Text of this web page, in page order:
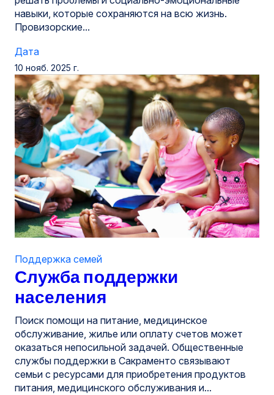
навыки, которые сохраняются на всю жизнь.
Провизорские...
Дата
10 нояб. 2025 г.
Служба поддержки
населения
Поддержка семей
Поиск помощи на питание, медицинское
обслуживание, жилье или оплату счетов может
оказаться непосильной задачей. Общественные
службы поддержки в Сакраменто связывают
семьи с ресурсами для приобретения продуктов
питания, медицинского обслуживания и...